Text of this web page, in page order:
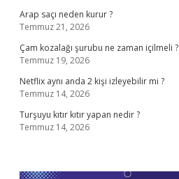
Arap saçı neden kurur ?
Temmuz 21, 2026
Çam kozalağı şurubu ne zaman içilmeli ?
Temmuz 19, 2026
Netflix aynı anda 2 kişi izleyebilir mi ?
Temmuz 14, 2026
Turşuyu kıtır kıtır yapan nedir ?
Temmuz 14, 2026